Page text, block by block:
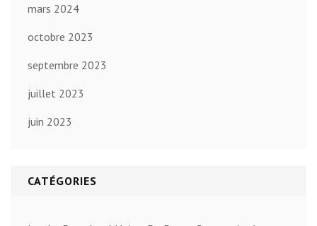
mars 2024
octobre 2023
septembre 2023
juillet 2023
juin 2023
CATÉGORIES